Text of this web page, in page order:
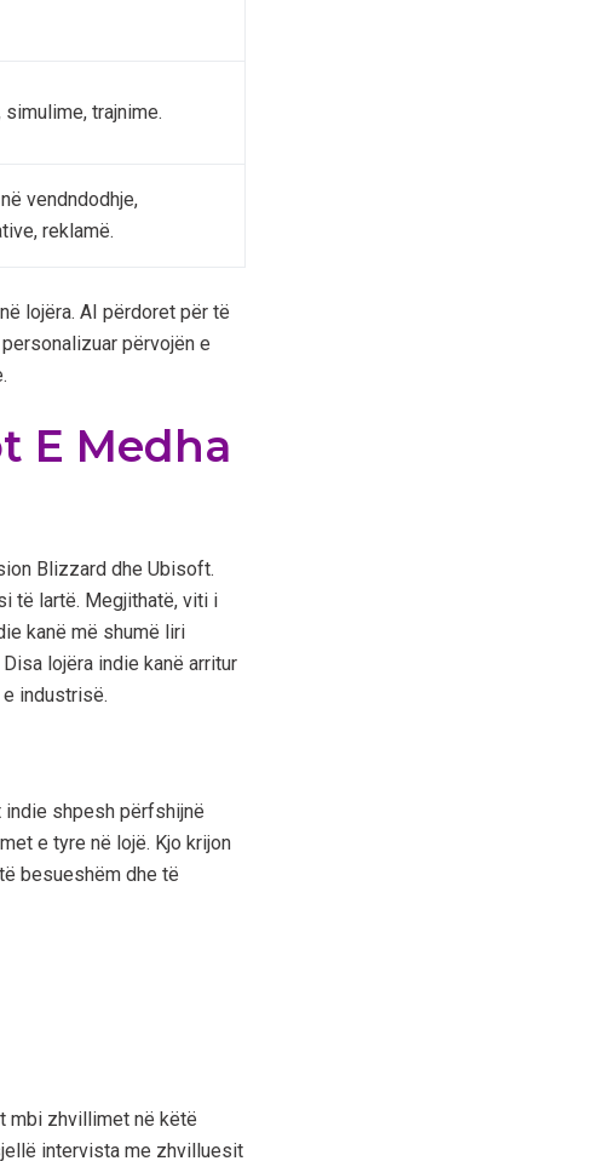
trajnime.
vendndodhje,
reklamë.
lojëra. AI përdoret për të
përvojën e
E Medha
Blizzard dhe Ubisoft.
të lartë. Megjithatë, viti i
kanë më shumë liri
lojëra indie kanë arritur
industrisë.
shpesh përfshijnë
e tyre në lojë. Kjo krijon
besueshëm dhe të
mbi zhvillimet në këtë
intervista me zhvilluesit